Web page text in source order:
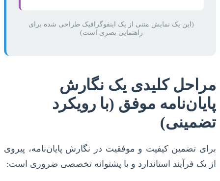
(این یک نمایش متنی از یک اینفوگرافیک طراحی شده برای
راهنمایی بصری است)
مراحل کلیدی یک نگارش
پایان‌نامه موفق (با رویکرد
تضمینی)
برای تضمین کیفیت و موفقیت در نگارش پایان‌نامه، پیروی
از یک فرآیند استاندارد و با پشتوانه تخصصی ضروری است: